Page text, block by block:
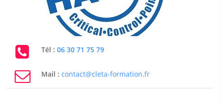
Tél : 06 30 71 75 79
Mail : contact@cleta-formation.fr